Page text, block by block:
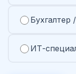
Бухгалтер
ИТ-